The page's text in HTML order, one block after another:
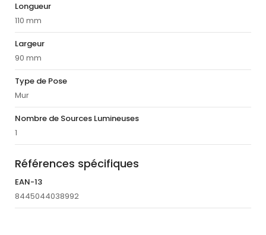
Longueur
110 mm
Largeur
90 mm
Type de Pose
Mur
Nombre de Sources Lumineuses
1
Références spécifiques
EAN-13
8445044038992